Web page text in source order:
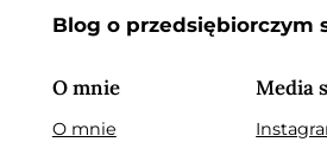
Blog o przedsiębiorczym
O mnie
O mnie
Media